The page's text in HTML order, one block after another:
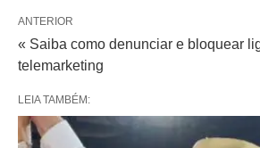
ANTERIOR
« Saiba como denunciar e bloquear
telemarketing
LEIA TAMBÉM: